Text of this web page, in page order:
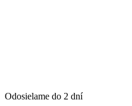
Odosielame do 2 dní